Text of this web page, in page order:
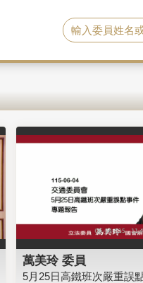
萬美玲 委員
5月25日高鐵班次嚴重誤